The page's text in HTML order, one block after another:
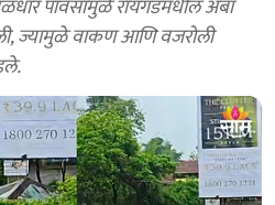
ज्यामुळे वाकण आणि वजरोली